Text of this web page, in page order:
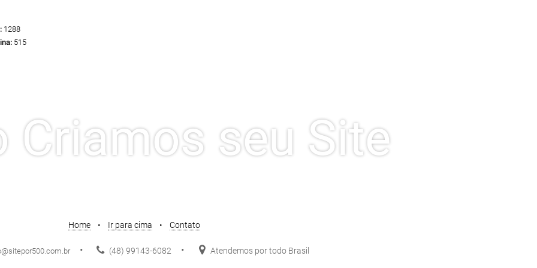
1288
515
Criamos seu Site
Home • Ir para cima • Contato
• (48) 99143-6082• Atendemos por todo Brasil